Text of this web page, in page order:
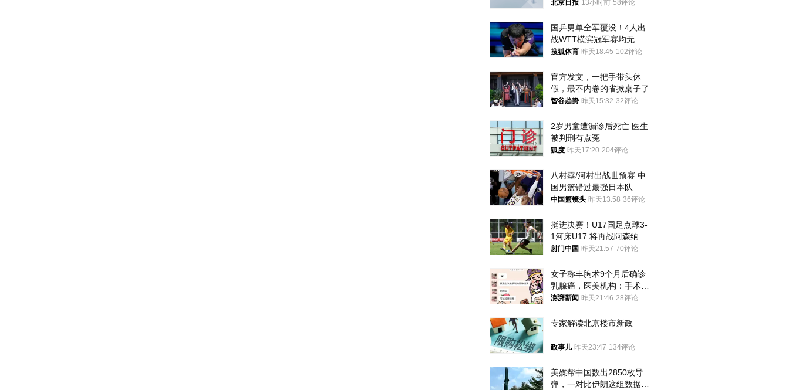
北京日报 13小时前 58评论
国乒男单全军覆没！4人出
战WTT横滨冠军赛均无缘
八强
搜狐体育 昨天18:45 102评论
官方发文，一把手带头休
假，最不内卷的省掀桌子了
智谷趋势 昨天15:32 32评论
2岁男童遭漏诊后死亡 医生
被判刑有点冤
狐度 昨天17:20 204评论
八村塁/河村出战世预赛 中
国男篮错过最强日本队
中国篮镜头 昨天13:58 36评论
挺进决赛！U17国足点球3-
1河床U17 将再战阿森纳
射门中国 昨天21:57 70评论
女子称丰胸术9个月后确诊
乳腺癌，医美机构：手术不
可能引发癌症，建议走司法
澎湃新闻 昨天21:46 28评论
专家解读北京楼市新政
政事儿 昨天23:47 134评论
美媒帮中国数出2850枚导
弹，一对比伊朗这组数据，